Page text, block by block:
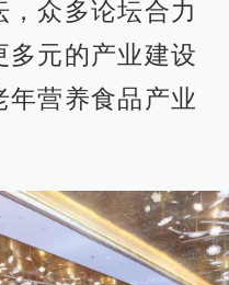
众多论坛合力
多元的产业建设
年营养食品产业